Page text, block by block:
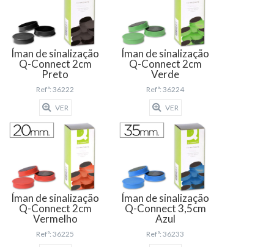
Íman de sinalização
Q-Connect 2cm
Preto
Refª: 36222
VER
Íman de sinalização
Q-Connect 2cm
Verde
Refª: 36224
VER
Íman de sinalização
Q-Connect 2cm
Vermelho
Refª: 36225
Íman de sinalização
Q-Connect 3,5cm
Azul
Refª: 36233